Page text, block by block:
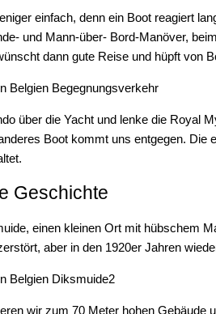
einfach, denn ein Boot reagiert
und Mann-über- Bord-Manöver,
dann gute Reise und hüpft von
über die Yacht und lenke die Royal
Boot kommt uns entgegen.
Geschichte
einen kleinen Ort mit hübschem
aber in den 1920er Jahren
wir zum 70 Meter hohen Gebäude